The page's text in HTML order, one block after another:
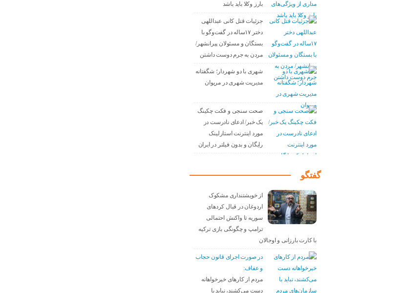
بارز وکلا باید باشد
جزئیات قتل کانی عبداللهی
دختر ۱۷ساله در گفت‌وگو با
بستگان و مسئولان پیرانشهر/
مردن به جرم دوست داشتن
شهری با دو شهردار؛ شگفتانه
مدیریت شهری در مریوان
صحت سنجی و فکت چکینگ
یک خبر/ ادعای نادرست در
مورد اینترنت استارلینک
رایگان و بدون فیلتر در ایران
گفتگو
از خویشتنداری مشکوک
اردوغان در قبال کردهای
سوریه تا واکنش احتمالی
ترامپ و چگونگی بازی ترکیه
با کارت بارزانی و اوجالان
در صورت اجرای قانون حجاب
و عفاف:
مردم از کارهای خیرخواهانه
دست می‌کشند، نباید با